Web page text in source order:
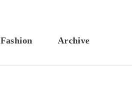
Fashion Archive